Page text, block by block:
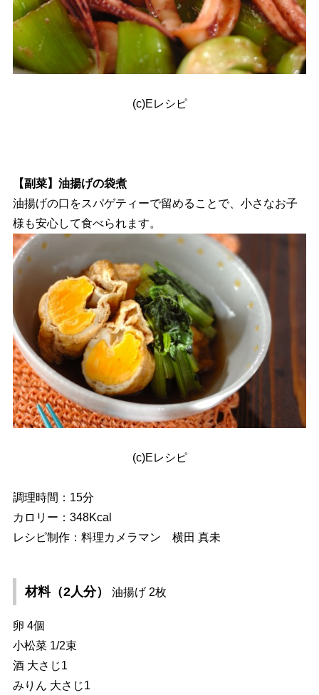
(c)Eレシピ
【副菜】油揚げの袋煮
油揚げの口をスパゲティーで留めることで、小さなお子
様も安心して食べられます。
(c)Eレシピ
調理時間：15分
カロリー：348Kcal
レシピ制作：料理カメラマン 横田 真未
材料（2人分） 油揚げ 2枚
卵 4個
小松菜 1/2束
酒 大さじ1
みりん 大さじ1